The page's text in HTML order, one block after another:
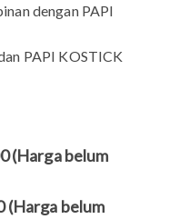
dengan PAPI
PAPI KOSTICK
(Harga belum
(Harga belum